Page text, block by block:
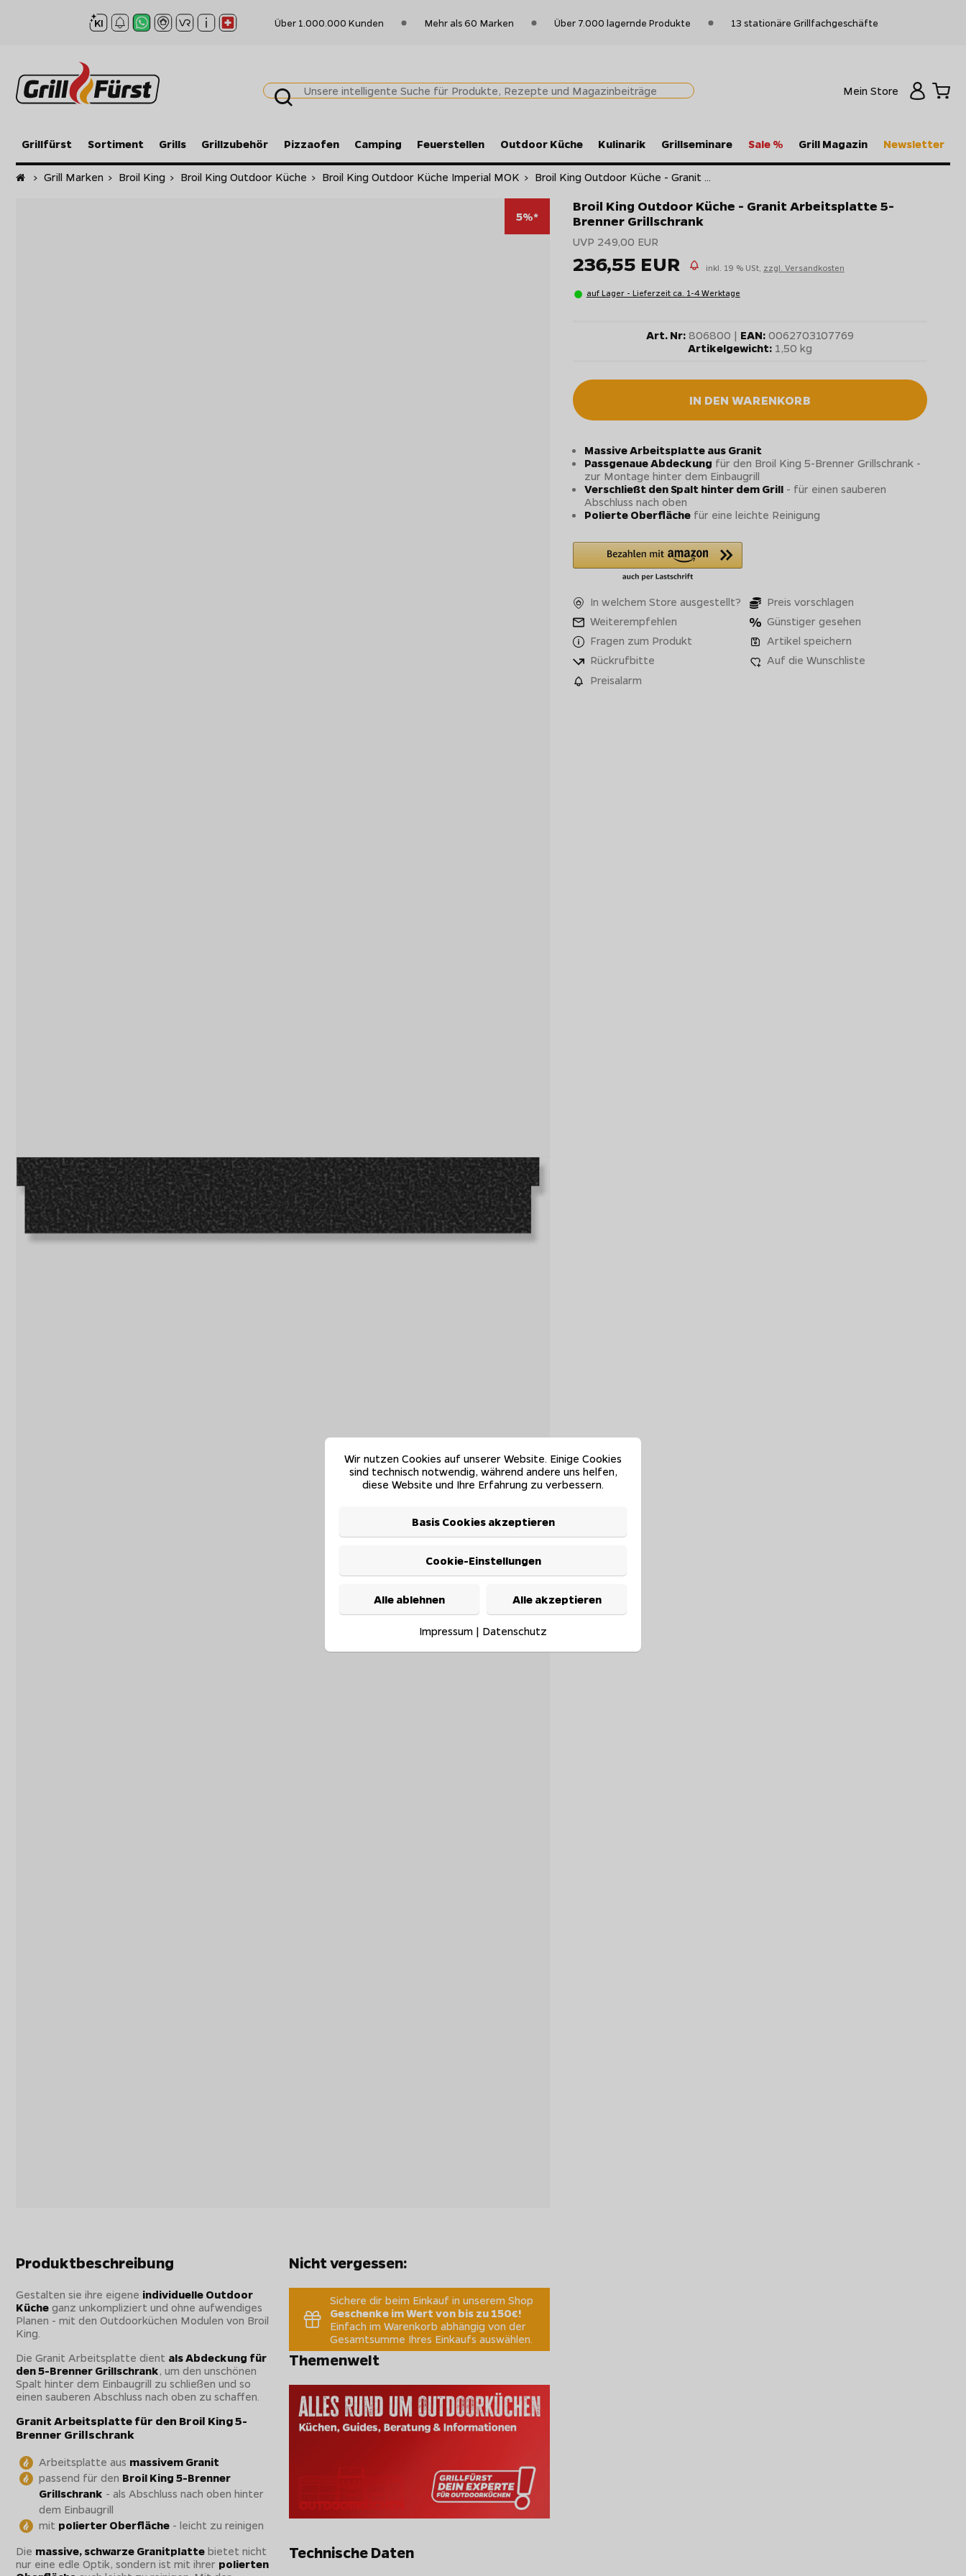
Über 1.000.000 Kunden Mehr als 60 Marken Über 7.000 lagernde Produkte 13 stationäre Grillfachgeschäfte
Mein Store
Grillfürst Sortiment Grills Grillzubehör Pizzaofen Camping Feuerstellen Outdoor Küche Kulinarik Grillseminare Sale % Grill Magazin Newsletter
Startseite
> Grill Marken > Broil King > Broil King Outdoor Küche > Broil King Outdoor Küche Imperial MOK > Broil King Outdoor Küche - Granit ...
5%*
Broil King Outdoor Küche - Granit Arbeitsplatte 5-
Brenner Grillschrank
UVP 249,00 EUR
236,55 EUR inkl. 19 % USt, zzgl. Versandkosten
auf Lager - Lieferzeit ca. 1-4 Werktage
Art. Nr:806800 | EAN:0062703107769
Artikelgewicht:1,50 kg
IN DEN WARENKORB
Massive Arbeitsplatte aus Granit
Passgenaue Abdeckung für den Broil King 5-Brenner Grillschrank -
zur Montage hinter dem Einbaugrill
Verschließt den Spalt hinter dem Grill- für einen sauberen
Abschluss nach oben
Polierte Oberflächefür eine leichte Reinigung
In welchem Store ausgestellt?
Preis vorschlagen
Weiterempfehlen
Günstiger gesehen
Fragen zum Produkt
Artikel speichern
Rückrufbitte
Auf die Wunschliste
Preisalarm
Produktbeschreibung
Gestalten sie ihre eigene individuelle Outdoor
Küche ganz unkompliziert und ohne aufwendiges
Planen - mit den Outdoorküchen Modulen von Broil
King.
Die Granit Arbeitsplatte dient als Abdeckung für
den 5-Brenner Grillschrank, um den unschönen
Spalt hinter dem Einbaugrill zu schließen und so
einen sauberen Abschluss nach oben zu schaffen.
Granit Arbeitsplatte für den Broil King 5-
Brenner Grillschrank
Arbeitsplatte aus massivem Granit
passend für den Broil King 5-Brenner
Grillschrank - als Abschluss nach oben hinter
dem Einbaugrill
mit polierter Oberfläche - leicht zu reinigen
Die massive, schwarze Granitplatte bietet nicht
nur eine edle Optik, sondern ist mit ihrer polierten
Nicht vergessen:
Sichere dir beim Einkauf in unserem Shop
Geschenke im Wert von bis zu 150€!
Einfach im Warenkorb abhängig von der
Gesamtsumme Ihres Einkaufs auswählen.
Themenwelt
Technische Daten
Wir nutzen Cookies auf unserer Website. Einige Cookies
sind technisch notwendig, während andere uns helfen,
diese Website und Ihre Erfahrung zu verbessern.
Basis Cookies akzeptieren
Cookie-Einstellungen
Alle ablehnen Alle akzeptieren
Impressum | Datenschutz